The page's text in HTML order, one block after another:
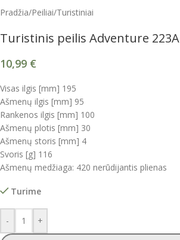
Pradžia/Peiliai/Turistiniai
Turistinis peilis Adventure 223A
10,99 €
Visas ilgis [mm] 195
Ašmenų ilgis [mm] 95
Rankenos ilgis [mm] 100
Ašmenų plotis [mm] 30
Ašmenų storis [mm] 4
Svoris [g] 116
Ašmenų medžiaga: 420 nerūdijantis plienas
Turime
- +